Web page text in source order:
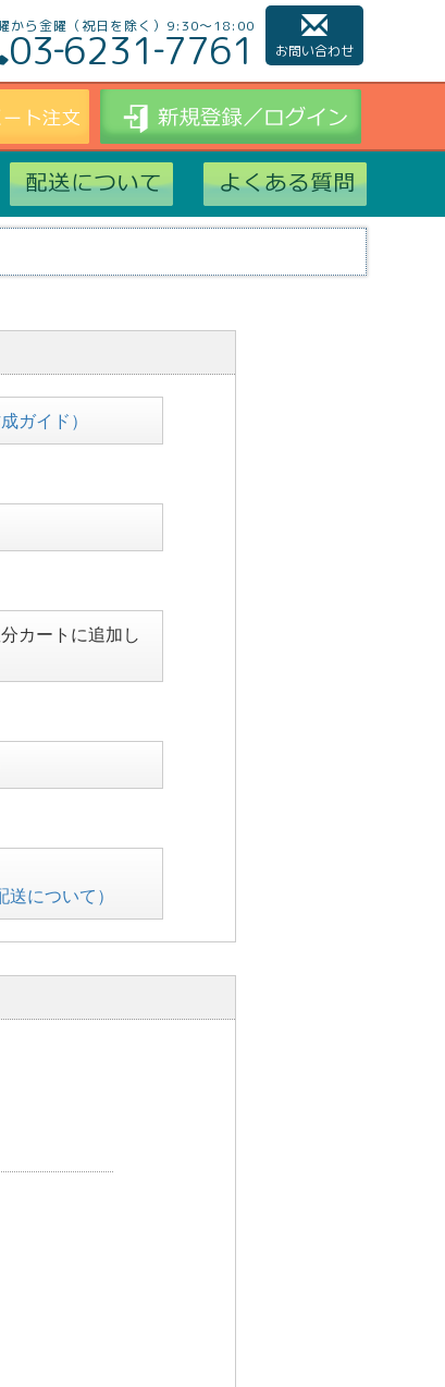
から金曜（祝日を除く）9:30～18:00
03‐6231‐7761 お問い合わせ
ガイド）
カートに追加し
送について）